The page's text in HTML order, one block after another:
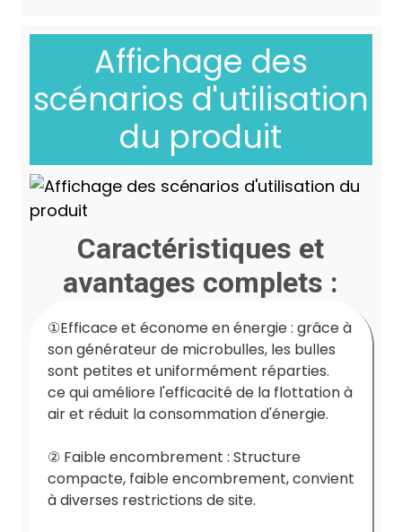
Affichage des
scénarios d'utilisation
du produit
Caractéristiques et
avantages complets :
①Efficace et économe en énergie : grâce à
son générateur de microbulles, les bulles
sont petites et uniformément réparties.
ce qui améliore l'efficacité de la flottation à
air et réduit la consommation d'énergie.
② Faible encombrement : Structure
compacte, faible encombrement, convient
à diverses restrictions de site.